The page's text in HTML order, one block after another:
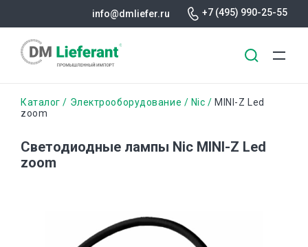
содержанию
info@dmliefer.ru +7 (495) 990-25-55
Строка
Каталог Электрооборудование Nic
MINI-Z Led
zoom
Светодиодные лампы Nic MINI-Z Led
zoom